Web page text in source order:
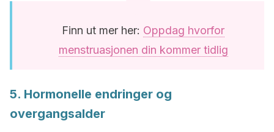
Finn ut mer her: Oppdag hvorfor
menstruasjonen din kommer tidlig
5. Hormonelle endringer og
overgangsalder